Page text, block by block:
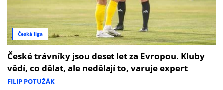
Česká liga
České trávníky jsou deset let za Evropou. Kluby
vědí, co dělat, ale nedělají to, varuje expert
FILIP POTUŽÁK